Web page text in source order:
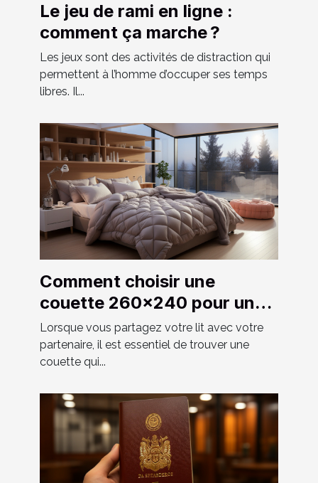
Le jeu de rami en ligne :
comment ça marche ?
Les jeux sont des activités de distraction qui
permettent à l’homme d’occuper ses temps
libres. Il...
Comment choisir une
couette 260x240 pour un
couple ?
Lorsque vous partagez votre lit avec votre
partenaire, il est essentiel de trouver une
couette qui...